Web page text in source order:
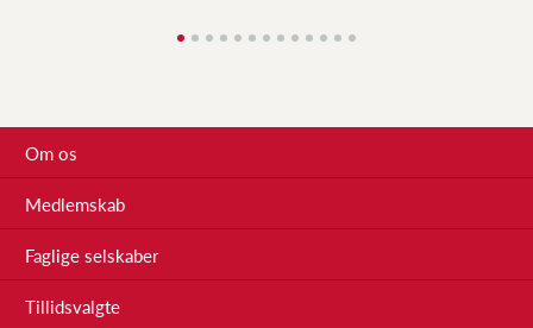
Om os
Medlemskab
Faglige selskaber
Tillidsvalgte